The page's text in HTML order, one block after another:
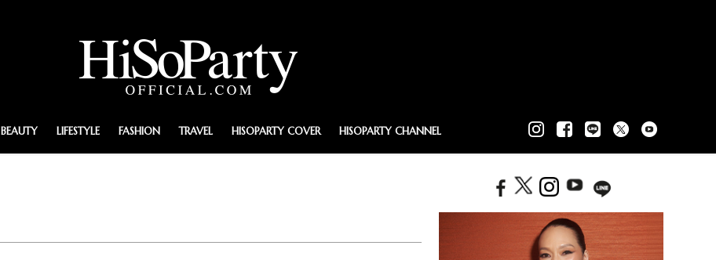
BEAUTY LIFESTYLE FASHION TRAVEL HISOPARTY COVER HISOPARTY CHANNEL